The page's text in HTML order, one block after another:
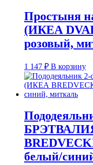
Простыня
(ИКЕА
розовый,
1 147 ₽ В корзину
белый/